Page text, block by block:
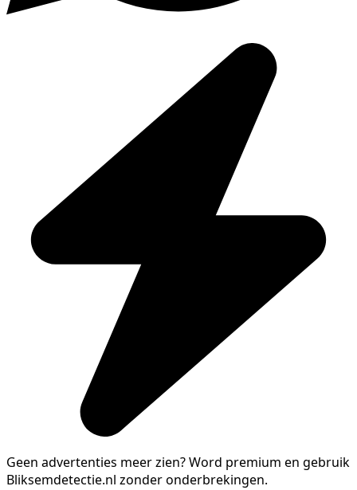
Geen advertenties meer zien?Word premium en gebruik
Bliksemdetectie.nl zonder onderbrekingen.